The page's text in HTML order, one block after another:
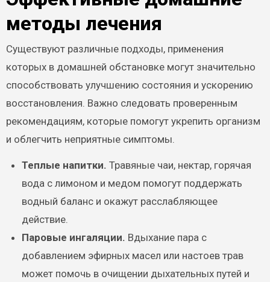
методы лечения
Существуют различные подходы, применения
которых в домашней обстановке могут значительно
способствовать улучшению состояния и ускорению
восстановления. Важно следовать проверенным
рекомендациям, которые помогут укрепить организм
и облегчить неприятные симптомы.
Теплые напитки. Травяные чаи, нектар, горячая
вода с лимоном и медом помогут поддержать
водный баланс и окажут расслабляющее
действие.
Паровые ингаляции. Вдыхание пара с
добавлением эфирных масел или настоев трав
может помочь в очищении дыхательных путей и